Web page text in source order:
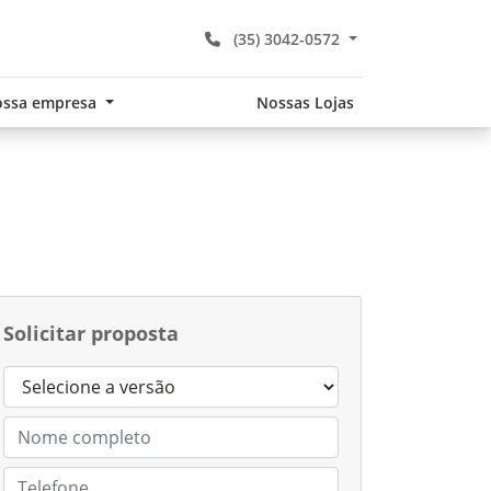
(35) 3042-0572
empresa Nossas Lojas
Solicitar proposta